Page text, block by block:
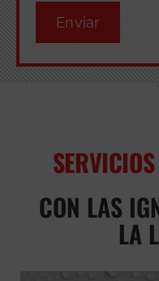
Enviar
CON LAS
LA